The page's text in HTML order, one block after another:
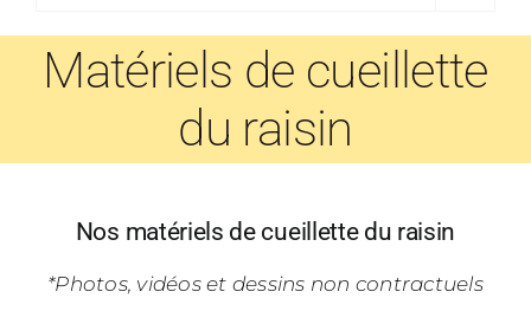
Matériels de cueillette
du raisin
Nos matériels de cueillette du raisin
*Photos, vidéos et dessins non contractuels